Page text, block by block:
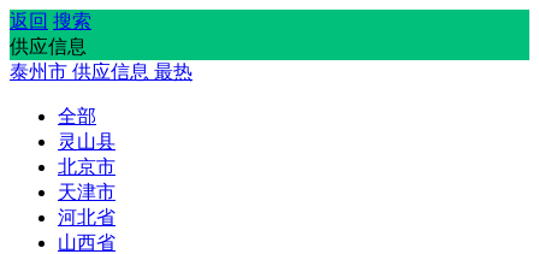
返回 搜索
供应信息
泰州市 供应信息 最热
全部
灵山县
北京市
天津市
河北省
山西省